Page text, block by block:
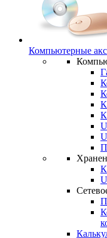
Компьютерные